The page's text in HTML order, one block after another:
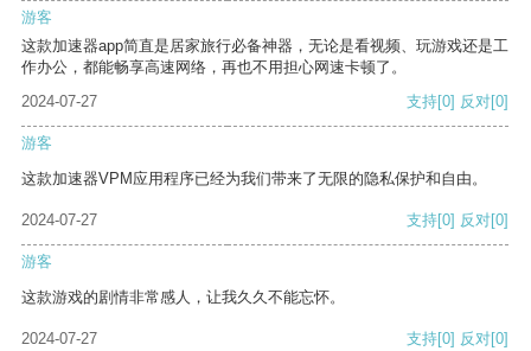
游客
这款加速器app简直是居家旅行必备神器，无论是看视频、玩游戏还是工
作办公，都能畅享高速网络，再也不用担心网速卡顿了。
2024-07-27
支持[0] 反对[0]
游客
这款加速器VPM应用程序已经为我们带来了无限的隐私保护和自由。
2024-07-27 支持[0] 反对[0]
游客
这款游戏的剧情非常感人，让我久久不能忘怀。
2024-07-27 支持[0] 反对[0]